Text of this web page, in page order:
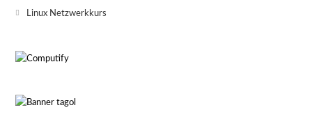
Linux Netzwerkkurs